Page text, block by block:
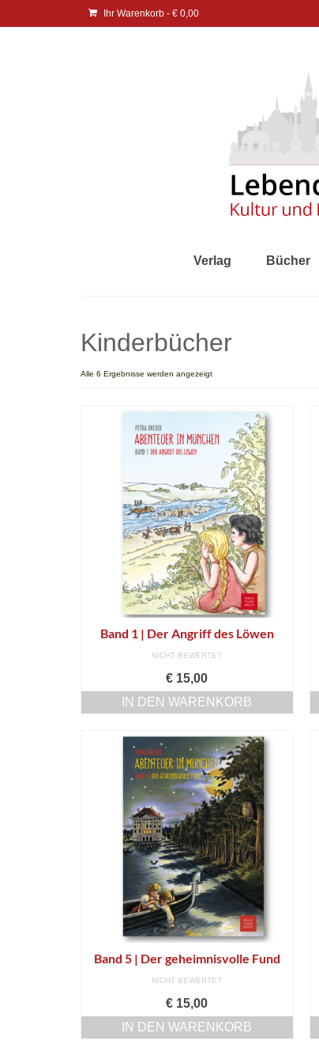
Ihr Warenkorb - € 0,00
Verlag Bücher
Kinderbücher
Alle 6 Ergebnisse werden angezeigt
Band 1 | Der Angriff des Löwen
NICHT BEWERTET
€ 15,00
IN DEN WARENKORB
Band 5 | Der geheimnisvolle Fund
NICHT BEWERTET
€ 15,00
IN DEN WARENKORB